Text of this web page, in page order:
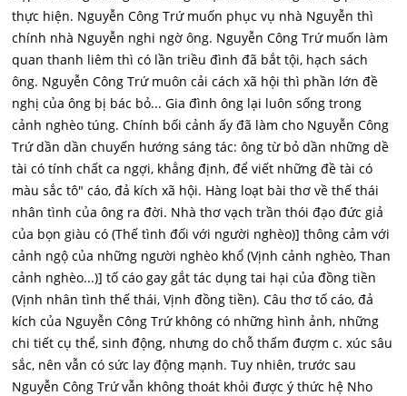
thực hiện. Nguyễn Công Trứ muốn phục vụ nhà Nguyễn thì
chính nhà Nguyễn nghi ngờ ông. Nguyễn Công Trứ muốn làm
quan thanh liêm thì có lần triều đình đã bắt tội, hạch sách
ông. Nguyễn Công Trứ muôn cải cách xã hội thì phần lớn đề
nghị của ông bị bác bỏ... Gia đình ông lại luôn sống trong
cảnh nghèo túng. Chính bối cảnh ấy đã làm cho Nguyễn Công
Trứ dần dần chuyến hướng sáng tác: ông từ bỏ dần những dề
tài có tính chất ca ngợi, khẳng định, để viết những đề tài có
màu sắc tô" cáo, đả kích xã hội. Hàng loạt bài thơ về thế thái
nhân tình của ông ra đời. Nhà thơ vạch trần thói đạo đức giả
của bọn giàu có (Thế tình đối với người nghèo)] thông cảm với
cảnh ngộ của những người nghèo khổ (Vịnh cảnh nghèo, Than
cảnh nghèo...)] tố cáo gay gắt tác dụng tai hại của đồng tiền
(Vịnh nhân tình thế thái, Vịnh đồng tiền). Câu thơ tố cáo, đả
kích của Nguyễn Công Trứ không có những hình ảnh, những
chi tiết cụ thể, sinh động, nhưng do chỗ thấm đượm c. xúc sâu
sắc, nên vẫn có sức lay động mạnh. Tuy nhiên, trước sau
Nguyễn Công Trứ vẫn không thoát khỏi được ý thức hệ Nho